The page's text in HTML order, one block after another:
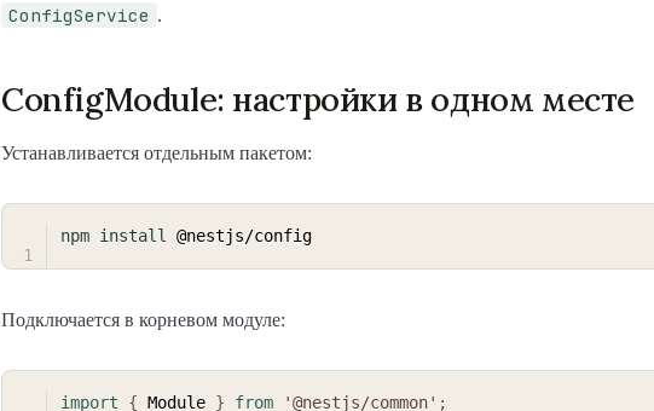
ConfigService .
ConfigModule: настройки в одном месте
Устанавливается отдельным пакетом:
npm install
Подключается в корневом модуле:
import { Module } from '@nestjs/common' ;